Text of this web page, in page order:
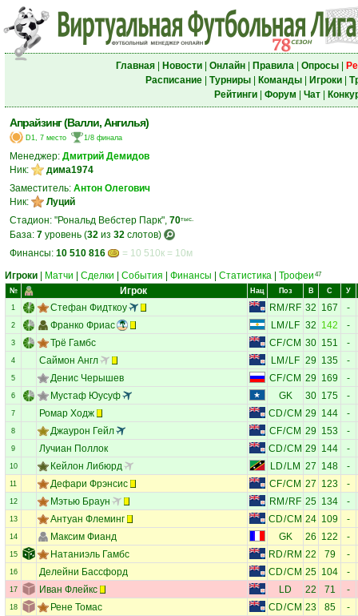
Главная| Новости| Онлайн| Правила| Опросы|
Расписание| Турниры| Команды| Игроки|
Рейтинги| Форум Чат|
Апрайзинг (Валли, Ангилья)
D1, 7 место 1/8 финала
Менеджер: Дмитрий Демидов
Ник:
дима1974
Заместитель: Антон Олегович
Ник:
Луций
Стадион: "Рональд Вебстер Парк", 70тыс.
База: 7 уровень (32 из 32 слотов)
Финансы: 10 510 816
= 10 510к = 10м
Игроки
Матчи Сделки События Финансы Статистика Трофеи 47
№ Игрок Нац Поз В С У
1 Стефан Фидткоу RM / RF 32 167 -
2 Франко Фриас LM / LF 32 142 -
3 Трё Гамбс CF/CM 30 151 -
4 Саймон Англ LM / LF 29 135 -
5 Денис Черышев CF/CM 29 169 -
6 Мустаф Юусуф GK 30 175 -
7 Ромар Ходж CD/CM 29 144 -
8 Джаурон Гейл CF/CM 29 153 -
9 Лучиан Поллок CD/CM 29 144 -
10 Кейлон Либюрд LD/ LM 27 148 -
11 Дефари Фрэнсис CF/CM 27 123 -
12 Мэтью Браун RM / RF 25 134 -
13 Антуан Флеминг CD/CM 24 109 -
14 Максим Фианд GK 26 122 -
15 Натаниэль Гамбс RD/ RM 22 79 -
16 Делейни Бассфорд CD/CM 25 104 -
17 Иван Флейкс LD 22 71 -
18 Рене Томас CD/CM 23 85 -